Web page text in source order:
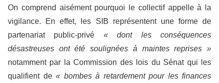
On comprend aisément pourquoi le collectif appelle à la
vigilance. En effet, les SIB représentent une forme de
partenariat public-privé « dont les conséquences
désastreuses ont été soulignées à maintes reprises »
notamment par la Commission des lois du Sénat qui les
qualifient de « bombes à retardement pour les finances